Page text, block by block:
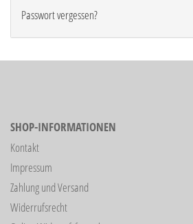
Passwort vergessen?
SHOP-INFORMATIONEN
Kontakt
Impressum
Zahlung und Versand
Widerrufsrecht